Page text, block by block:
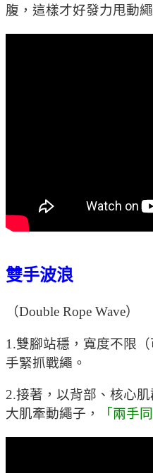
腹，這樣才好發力甩動繩
雙手波浪
（Double Rope Wave）
1.雙腳站穩，寬度不限
手緊抓戰繩。
2.接著，以背部、核心
大肌牽動繩子，
「兩手